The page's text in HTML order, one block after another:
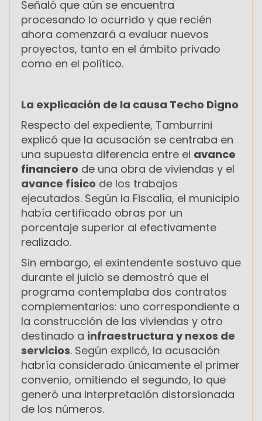
Señaló que aún se encuentra
procesando lo ocurrido y que recién
ahora comenzará a evaluar nuevos
proyectos, tanto en el ámbito privado
como en el político.
La explicación de la causa Techo Digno
Respecto del expediente, Tamburrini
explicó que la acusación se centraba en
una supuesta diferencia entre el avance
financiero de una obra de viviendas y el
avance físico de los trabajos
ejecutados. Según la Fiscalía, el municipio
había certificado obras por un
porcentaje superior al efectivamente
realizado.
Sin embargo, el exintendente sostuvo que
durante el juicio se demostró que el
programa contemplaba dos contratos
complementarios: uno correspondiente a
la construcción de las viviendas y otro
destinado a infraestructura y nexos de
servicios. Según explicó, la acusación
habría considerado únicamente el primer
convenio, omitiendo el segundo, lo que
generó una interpretación distorsionada
de los números.